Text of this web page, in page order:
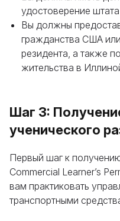
удостоверение
Вы должны
гражданства США
резидента, а также
жительства в
Шаг 3:
ученического
Первый шаг к
Commercial Learner’s
вам практиковать
транспортными